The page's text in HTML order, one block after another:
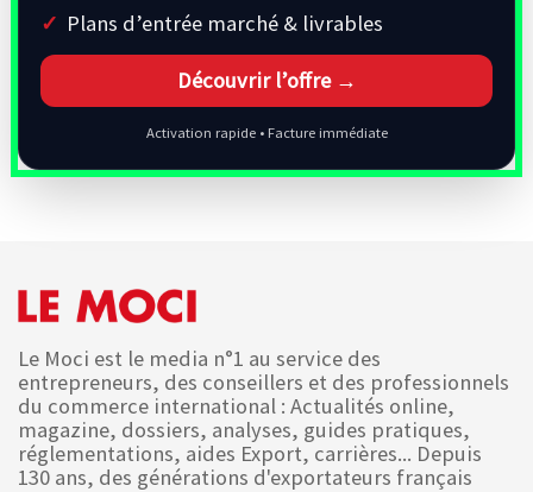
Plans d’entrée marché & livrables
Découvrir l’offre →
Activation rapide • Facture immédiate
Le Moci est le media n°1 au service des
entrepreneurs, des conseillers et des professionnels
du commerce international : Actualités online,
magazine, dossiers, analyses, guides pratiques,
réglementations, aides Export, carrières... Depuis
130 ans, des générations d'exportateurs français